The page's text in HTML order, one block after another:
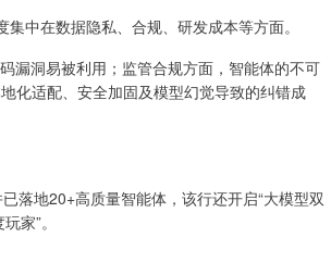
中在数据隐私、合规、研发成本等方面。
漏洞易被利用；监管合规方面，智能体的不可
化适配、安全加固及模型幻觉导致的纠错成
落地20+高质量智能体，该行还开启“大模型双
家”。